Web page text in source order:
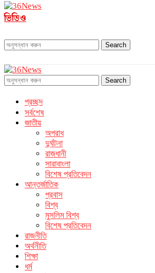
ভিডিও
Search
Search
প্রচ্ছদ
সর্বশেষ
জাতীয়
অপরাধ
দুর্ঘটনা
রাজধানী
সারাবাংলা
বিশেষ প্রতিবেদন
আন্তর্জাতিক
প্রবাস
বিশ্ব
মুসলিম বিশ্ব
বিশেষ প্রতিবেদন
রাজনীতি
অর্থনীতি
শিক্ষা
ধর্ম